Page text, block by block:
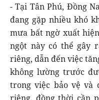
- Tại Tân Phú, Đồng
đang gặp nhiều khó
mưa bất ngờ xuất
ngột này có thể gây
riêng, dẫn đến việc
không lường trước
trong việc bảo vệ và